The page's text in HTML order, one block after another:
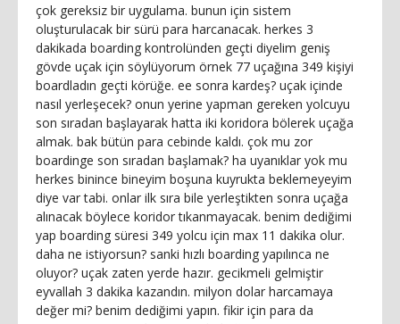
çok gereksiz bir uygulama. bunun için sistem
oluşturulacak bir sürü para harcanacak. herkes 3
dakikada boarding kontrolünden geçti diyelim geniş
gövde uçak için söylüyorum örnek 77 uçağına 349 kişiyi
boardladın geçti körüğe. ee sonra kardeş? uçak içinde
nasıl yerleşecek? onun yerine yapman gereken yolcuyu
son sıradan başlayarak hatta iki koridora bölerek uçağa
almak. bak bütün para cebinde kaldı. çok mu zor
boardinge son sıradan başlamak? ha uyanıklar yok mu
herkes binince bineyim boşuna kuyrukta beklemeyeyim
diye var tabi. onlar ilk sıra bile yerleştikten sonra uçağa
alınacak böylece koridor tıkanmayacak. benim dediğimi
yap boarding süresi 349 yolcu için max 11 dakika olur.
daha ne istiyorsun? sanki hızlı boarding yapılınca ne
oluyor? uçak zaten yerde hazır. gecikmeli gelmiştir
eyvallah 3 dakika kazandın. milyon dolar harcamaya
değer mi? benim dediğimi yapın. fikir için para da